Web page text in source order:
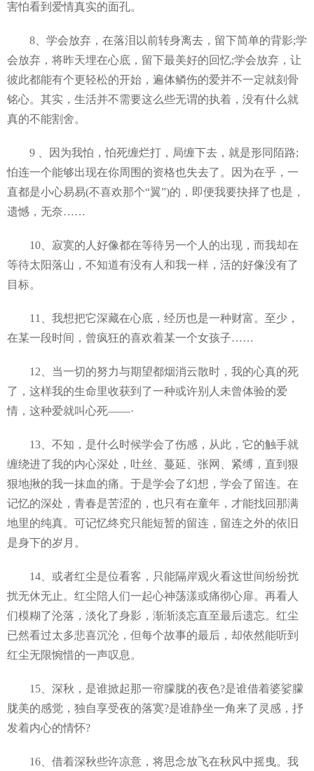
害怕看到爱情真实的面孔。
8、学会放弃，在落泪以前转身离去，留下简单的背影;学
会放弃，将昨天埋在心底，留下最美好的回忆;学会放弃，让
彼此都能有个更轻松的开始，遍体鳞伤的爱并不一定就刻骨
铭心。其实，生活并不需要这么些无谓的执着，没有什么就
真的不能割舍。
9 、因为我怕，怕死缠烂打，局缠下去，就是形同陌路;
怕连一个能够出现在你周围的资格也失去了。因为在乎，一
直都是小心易易(不喜欢那个“翼”)的，即便我要抉择了也是，
遗憾，无奈……
10、寂寞的人好像都在等待另一个人的出现，而我却在
等待太阳落山，不知道有没有人和我一样，活的好像没有了
目标。
11、我想把它深藏在心底，经历也是一种财富。至少，
在某一段时间，曾疯狂的喜欢着某一个女孩子……
12、当一切的努力与期望都烟消云散时，我的心真的死
了，这样我的生命里收获到了一种或许别人未曾体验的爱
情，这种爱就叫心死——·
13、不知，是什么时候学会了伤感，从此，它的触手就
缠绕进了我的内心深处，吐丝、蔓延、张网、紧缚，直到狠
狠地揪的我一抹血的痛。于是学会了幻想，学会了留连。在
记忆的深处，青春是苦涩的，也只有在童年，才能找回那满
地里的纯真。可记忆终究只能短暂的留连，留连之外的依旧
是身下的岁月。
14、或者红尘是位看客，只能隔岸观火看这世间纷纷扰
扰无休无止。红尘陪人们一起心神荡漾或痛彻心扉。再看人
们模糊了沦落，淡化了身影，渐渐淡忘直至最后遗忘。红尘
已然看过太多悲喜沉沦，但每个故事的最后，却依然能听到
红尘无限惋惜的一声叹息。
15、深秋，是谁掀起那一帘朦胧的夜色?是谁借着婆娑朦
胧美的感觉，独自享受夜的落寞?是谁静坐一角来了灵感，抒
发着内心的情怀?
16、借着深秋些许凉意，将思念放飞在秋风中摇曳。我